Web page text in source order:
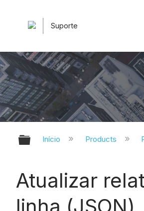
Suporte
Expandir/recolher
Início Products
Atualizar